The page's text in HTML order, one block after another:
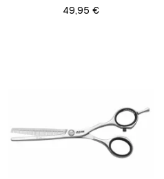
49,95 €